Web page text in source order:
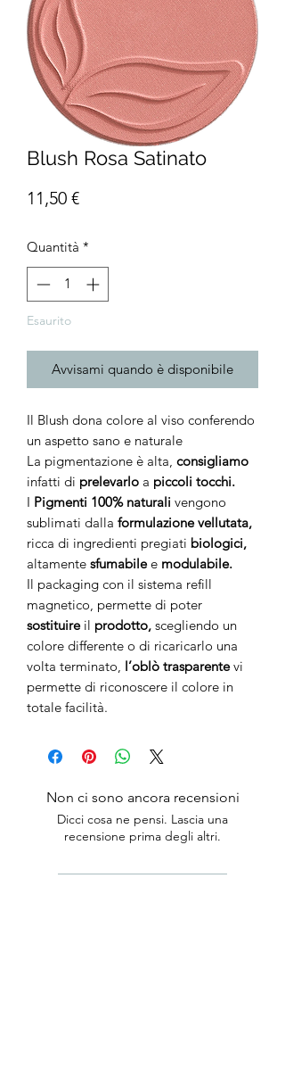
Blush Rosa Satinato
11,50 €Prezzo
Quantità *
Esaurito
Avvisami quando è disponibile
Il Blush dona colore al viso conferendo
un aspetto sano e naturale
La pigmentazione è alta, consigliamo
infatti di prelevarlo a piccoli tocchi.
I Pigmenti 100% naturali vengono
sublimati dalla formulazione vellutata,
ricca di ingredienti pregiati biologici,
altamente sfumabilee modulabile.
Il packaging con il sistema refill
magnetico, permette di poter
sostituireil prodotto, scegliendo un
colore differente o di ricaricarlo una
volta terminato, l’oblò trasparentevi
permette di riconoscere il colore in
totale facilità.
Non ci sono ancora recensioni
Dicci cosa ne pensi. Lascia una
recensione prima degli altri.